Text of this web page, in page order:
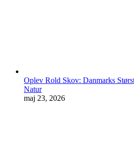
Oplev Rold Skov: Danmarks
Natur
maj 23, 2026